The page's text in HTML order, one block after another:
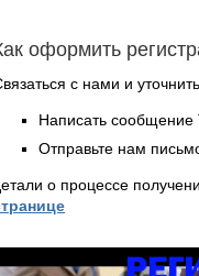
оформить
с нами и
Написать
Отправьте нам
о процессе